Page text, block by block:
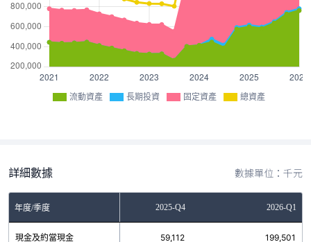
流動資產 長期投資 固定資產 總資產
詳細數據 數據單位：千元
年度/季度2025-Q3 2025-Q4 2026-Q1
現金及約當現金
111,722 59,112 199,501